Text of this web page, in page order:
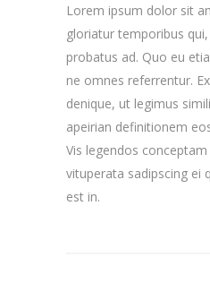
Lorem ipsum dolor sit
gloriatur temporibus
probatus ad. Quo eu
ne omnes referrentur.
denique, ut legimus
apeirian definitionem
Vis legendos conceptam
vituperata sadipscing ei
est in.